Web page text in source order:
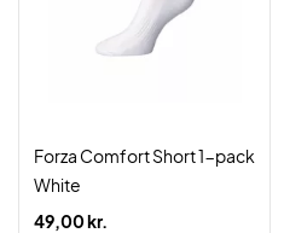
Forza Comfort Short 1-pack
White
49,00 kr.